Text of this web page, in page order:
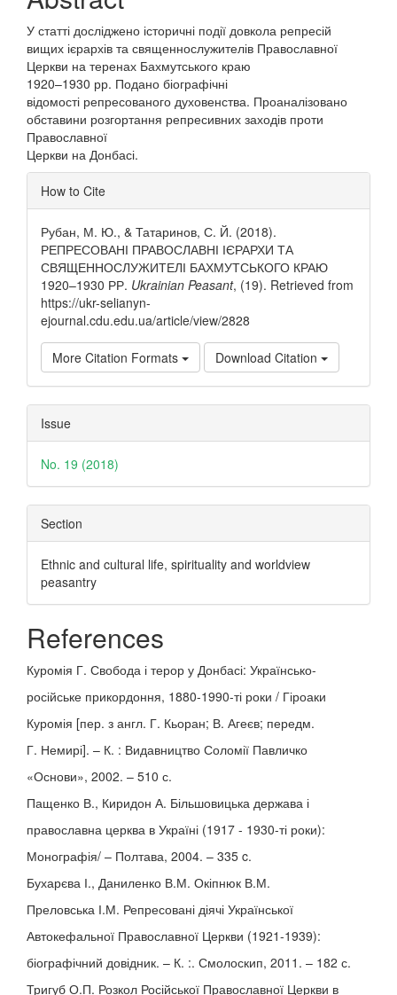
У статті досліджено історичні події довкола репресій
вищих ієрархів та священнослужителів Православної
Церкви на теренах Бахмутського краю
1920–1930 рр. Подано біографічні
відомості репресованого духовенства. Проаналізовано
обставини розгортання репресивних заходів проти
Православної
Церкви на Донбасі.
Article
Details
How to Cite
Рубан, М. Ю., & Татаринов, С. Й. (2018).
РЕПРЕСОВАНІ ПРАВОСЛАВНІ ІЄРАРХИ ТА
СВЯЩЕННОСЛУЖИТЕЛІ БАХМУТСЬКОГО КРАЮ
1920–1930 РР. Ukrainian Peasant, (19). Retrieved from
https://ukr-selianyn-
ejournal.cdu.edu.ua/article/view/2828
More Citation Formats Download Citation
Issue
No. 19 (2018)
Section
Ethnic and cultural life, spirituality and worldview
peasantry
References
Куромія Г. Свобода і терор у Донбасі: Українсько-
російське прикордоння, 1880-1990-ті роки / Гіроаки
Куромія [пер. з англ. Г. Кьоран; В. Агеєв; передм.
Г. Немирі]. – К. : Видавництво Соломії Павличко
«Основи», 2002. – 510 с.
Пащенко В., Киридон А. Більшовицька держава і
православна церква в Україні (1917 - 1930-ті роки):
Монографія/ – Полтава, 2004. – 335 c.
Бухарєва І., Даниленко В.М. Окіпнюк В.М.
Преловська І.М. Репресовані діячі Української
Автокефальної Православної Церкви (1921-1939):
біографічний довідник. – К. :. Смолоскип, 2011. – 182 с.
Тригуб О.П. Розкол Російської Православної Церкви в